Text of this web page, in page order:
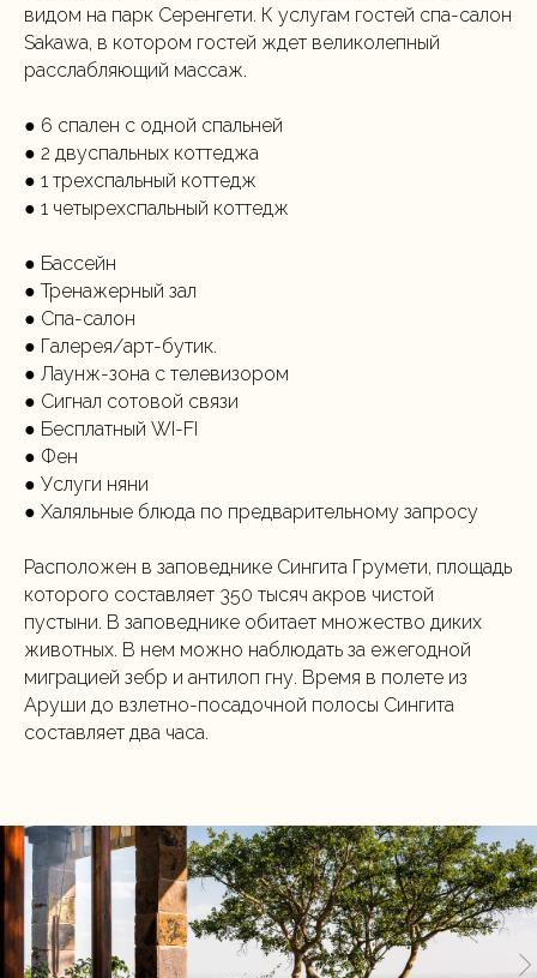
видом на парк Серенгети. К услугам гостей спа-салон
Sakawa, в котором гостей ждет великолепный
расслабляющий массаж.
● 6 спален с одной спальней
● 2 двуспальных коттеджа
● 1 трехспальный коттедж
● 1 четырехспальный коттедж
● Бассейн
● Тренажерный зал
● Спа-салон
● Галерея/арт-бутик.
● Лаунж-зона с телевизором
● Сигнал сотовой связи
● Бесплатный WI-FI
● Фен
● Услуги няни
● Халяльные блюда по предварительному запросу
Расположен в заповеднике Сингита Грумети, площадь
которого составляет 350 тысяч акров чистой
пустыни. В заповеднике обитает множество диких
животных. В нем можно наблюдать за ежегодной
миграцией зебр и антилоп гну. Время в полете из
Аруши до взлетно-посадочной полосы Сингита
составляет два часа.